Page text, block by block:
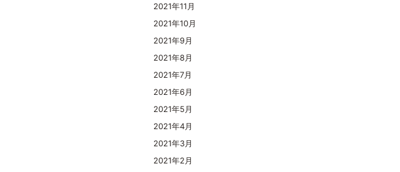
2021年11月
2021年10月
2021年9月
2021年8月
2021年7月
2021年6月
2021年5月
2021年4月
2021年3月
2021年2月